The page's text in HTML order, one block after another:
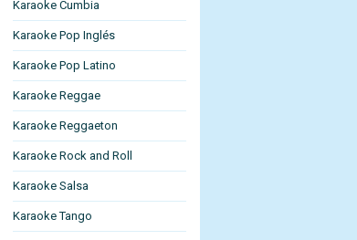
Karaoke Cumbia
Karaoke Pop Inglés
Karaoke Pop Latino
Karaoke Reggae
Karaoke Reggaeton
Karaoke Rock and Roll
Karaoke Salsa
Karaoke Tango